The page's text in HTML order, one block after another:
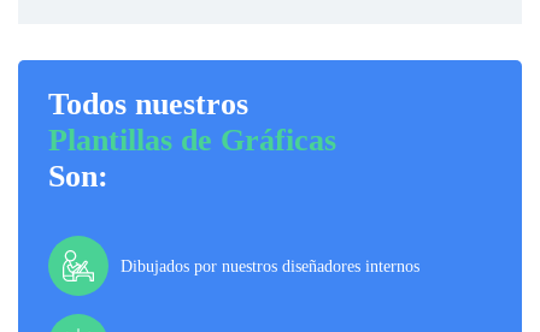
Todos nuestros
Plantillas de Gráficas
Son:
Dibujados por nuestros diseñadores internos